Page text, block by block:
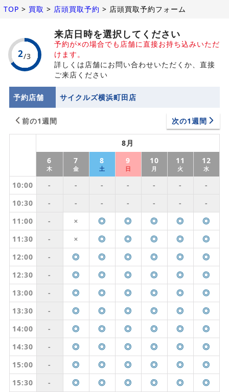
TOP > 買取 > 店頭買取予約 > 店頭買取予約フォーム
来店日時を選択してください
予約が×の場合でも店舗に直接お持ち込みいただ
けます。
詳しくは店舗にお問い合わせいただくか、直接
ご来店ください
予約店舗 サイクルズ横浜町田店
前の1週間 次の1週間
8月
6
木
7
金
8
土
9
日
10
月
11
火
12
水
10:00 - - - - - -
-
10:30
- - - - - -
-
11:00
- ✕ ◎ ◎ ◎ ◎
◎
11:30
- ✕ ◎ ◎ ◎ ◎
◎
12:00
- ◎ ◎ ◎ ◎ ◎
◎
12:30
- ◎ ◎ ◎ ◎ ◎
◎
13:00
- ◎ ◎ ◎ ◎ ◎
◎
13:30
- ◎ ◎ ◎ ◎ ◎
◎
14:00
- ◎ ◎ ◎ ◎ ◎
◎
14:30
- ◎ ◎ ◎ ◎ ◎
◎
15:00
- ◎ ◎ ◎ ◎ ◎
◎
15:30
- ◎ ◎ ◎ ◎ ◎
◎